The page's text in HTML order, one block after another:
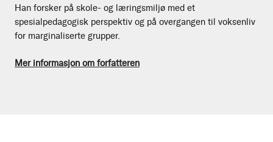
Han forsker på skole- og læringsmiljø med et
spesialpedagogisk perspektiv og på overgangen til voksenliv
for marginaliserte grupper.
Mer informasjon om forfatteren